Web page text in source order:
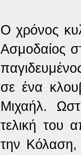
Ο χρόνος
Ασμοδαίος
σε ένα
Μιχαήλ.
τελική του
την Κόλαση,